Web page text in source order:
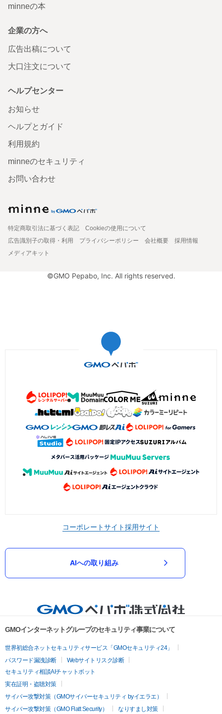
minneの本
企業の方へ
広告出稿について
大口注文について
ヘルプセンター
お知らせ
ヘルプとガイド
利用規約
minneのセキュリティ
お問い合わせ
特定商取引法に基づく表記
Cookieの使用について
広告識別子の取得・利用
プライバシーポリシー 会社概要
採用情報
メディアキット
©GMO Pepabo, Inc. All rights reserved.
コーポレートサイト採用サイト
AIへの取り組み
GMOインターネットグループのセキュリティ事業について
世界初総合ネットセキュリティサービス「GMOセキュリティ24」
パスワード漏洩診断
Webサイトリスク診断
セキュリティ相談AIチャットボット
実在証明・盗聴対策
サイバー攻撃対策（GMOサイバーセキュリティ byイエラエ）
サイバー攻撃対策（GMO Flatt Security）
なりすまし対策